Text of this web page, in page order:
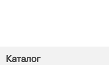
Каталог